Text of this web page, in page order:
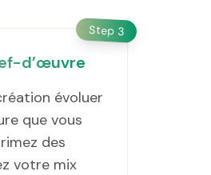
Step 3
d’œuvre
évoluer
que vous
des
votre mix